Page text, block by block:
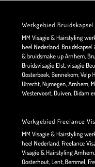
Werkgebied
MM Visagie & Hairstyling
heel Nederland.
& bruidsmake up Arnhem,
Bruidsvisagie Elst, visagie
Oosterbeek, Bennekom,
Utrecht, Nijmegen, Arnhem,
Westervoort, Duiven, Didam
Werkgebied Freelance
MM Visagie & Hairstyling
heel Nederland. Freelance
Visagie & Hairstyling
Oosterhout, Lent, Bemmel,